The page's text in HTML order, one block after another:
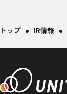
トップ IR情報